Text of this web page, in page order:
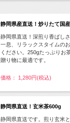
静岡県産直送！炒りたて国
静岡県直送！深煎り香ばし
一息、リラックスタイムの
ください。250gたっぷりお
贈り物に最適です。
価格： 1,280円(税込)
静岡県直送！玄米茶600g
静岡県直送です。煎り玄米